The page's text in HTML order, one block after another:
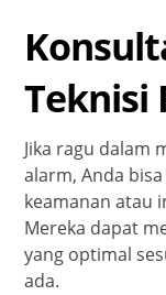
Teknisi
Jika ragu dalam
alarm, Anda
keamanan atau
Mereka dapat
yang optimal
ada.